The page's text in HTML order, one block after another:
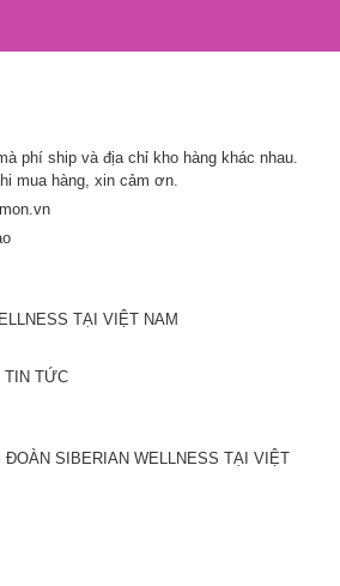
phí ship và địa chỉ kho hàng khác nhau.
mua hàng, xin cảm ơn.
TẠI VIỆT NAM
TIN TỨC
ĐOÀN SIBERIAN WELLNESS TẠI VIỆT